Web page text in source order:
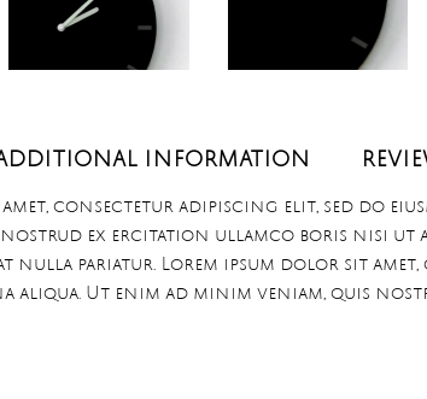
INFORMATION
consectetur adipiscing elit, sed do
nostrud ex ercitation ullamco boris nisi
nulla pariatur. Lorem ipsum dolor sit
aliqua. Ut enim ad minim veniam, quis